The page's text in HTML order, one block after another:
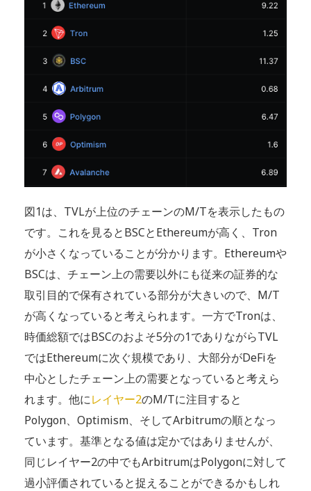
図1は、TVLが上位のチェーンのM/Tを表示したもの
です。これを見るとBSCとEthereumが高く、Tron
が小さくなっていることが分かります。Ethereumや
BSCは、チェーン上の需要以外にも従来の証券的な
取引目的で保有されている部分が大きいので、M/T
が高くなっていると考えられます。一方でTronは、
時価総額ではBSCのおよそ5分の1でありながらTVL
ではEthereumに次ぐ規模であり、大部分がDeFiを
中心としたチェーン上の需要となっていると考えら
れます。他にレイヤー2のM/Tに注目すると
Polygon、Optimism、そしてArbitrumの順となっ
ています。基準となる値は定かではありませんが、
同じレイヤー2の中でもArbitrumはPolygonに対して
過小評価されていると捉えることができるかもしれ